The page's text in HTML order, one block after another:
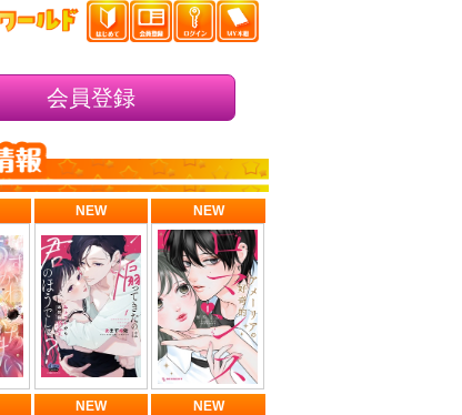
会員登録
NEW NEW
NEW NEW